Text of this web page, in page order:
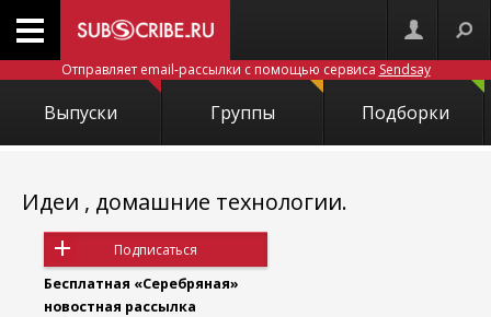
Отправляет email-рассылки с помощью сервиса Sendsay
Выпуски Группы Подборки
Идеи , домашние технологии.
Подписаться
Бесплатная «Серебряная»
новостная рассылка